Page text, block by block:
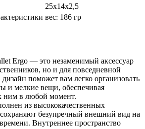
25х14х2,5
вес: 186 гр
Ergo — это незаменимый аксессуар
но и для повседневной
поможет вам легко организовать
и мелкие вещи, обеспечивая
ним в любой момент.
из высококачественных
безупречный внешний вид на
Внутреннее пространство